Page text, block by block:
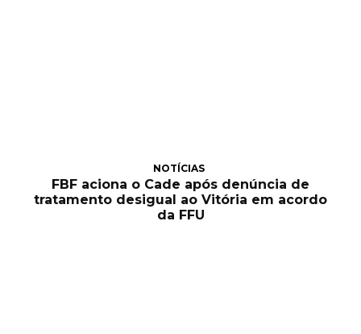
NOTÍCIAS
FBF aciona o Cade após denúncia de
tratamento desigual ao Vitória em acordo
da FFU